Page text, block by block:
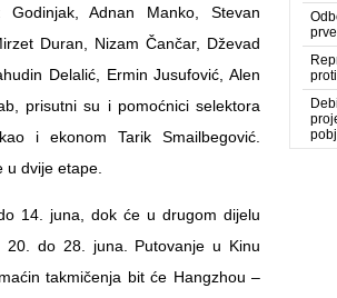
Adnan Manko, Stevan
Duran, Nizam Čančar, Dževad
Delalić, Ermin Jusufović, Alen
prisutni su i pomoćnici selektora
i ekonom Tarik Smailbegović.
dvije etape.
14. juna, dok će u drugom dijelu
20. do 28. juna. Putovanje u Kinu
takmičenja bit će Hangzhou –